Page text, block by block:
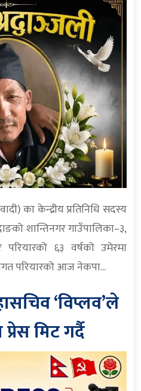
का केन्द्रीय प्रतिनिधि सदस्य
शान्तिनगर गाउँपालिका–३,
परियारको ६३ वर्षको उमेरमा
परियारको आज नेकपा...
‘विप्लव’ले
मिट गर्दै